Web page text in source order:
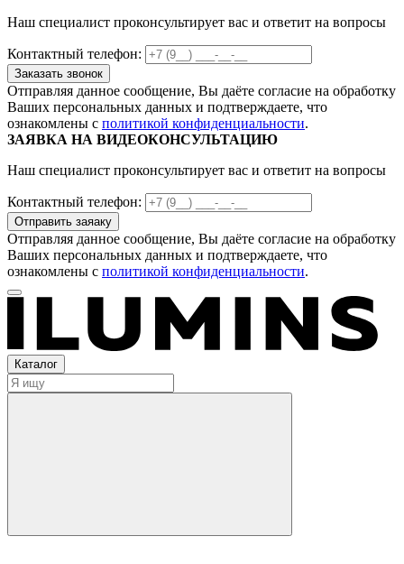
Наш специалист проконсультирует вас и ответит на вопросы
Контактный телефон:
Отправляя данное сообщение, Вы даёте согласие на обработку
Ваших персональных данных и подтверждаете, что
ознакомлены с политикой конфиденциальности.
ЗАЯВКА НА ВИДЕОКОНСУЛЬТАЦИЮ
Наш специалист проконсультирует вас и ответит на вопросы
Контактный телефон:
Отправляя данное сообщение, Вы даёте согласие на обработку
Ваших персональных данных и подтверждаете, что
ознакомлены с политикой конфиденциальности.
Каталог